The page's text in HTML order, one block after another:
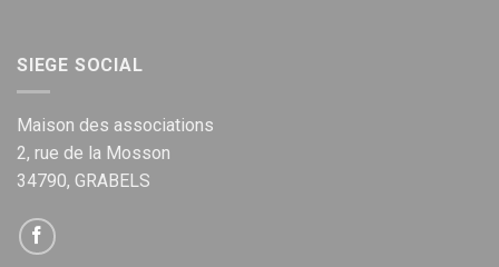
SIEGE SOCIAL
Maison des associations
2, rue de la Mosson
34790, GRABELS